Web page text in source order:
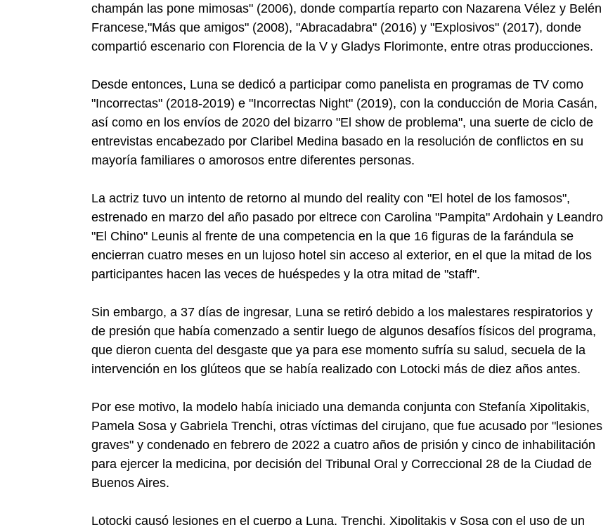
champán las pone mimosas" (2006), donde compartía reparto con Nazarena Vélez y Belén
Francese,"Más que amigos" (2008), "Abracadabra" (2016) y "Explosivos" (2017), donde
compartió escenario con Florencia de la V y Gladys Florimonte, entre otras producciones.
Desde entonces, Luna se dedicó a participar como panelista en programas de TV como
"Incorrectas" (2018-2019) e "Incorrectas Night" (2019), con la conducción de Moria Casán,
así como en los envíos de 2020 del bizarro "El show de problema", una suerte de ciclo de
entrevistas encabezado por Claribel Medina basado en la resolución de conflictos en su
mayoría familiares o amorosos entre diferentes personas.
La actriz tuvo un intento de retorno al mundo del reality con "El hotel de los famosos",
estrenado en marzo del año pasado por eltrece con Carolina "Pampita" Ardohain y Leandro
"El Chino" Leunis al frente de una competencia en la que 16 figuras de la farándula se
encierran cuatro meses en un lujoso hotel sin acceso al exterior, en el que la mitad de los
participantes hacen las veces de huéspedes y la otra mitad de "staff".
Sin embargo, a 37 días de ingresar, Luna se retiró debido a los malestares respiratorios y
de presión que había comenzado a sentir luego de algunos desafíos físicos del programa,
que dieron cuenta del desgaste que ya para ese momento sufría su salud, secuela de la
intervención en los glúteos que se había realizado con Lotocki más de diez años antes.
Por ese motivo, la modelo había iniciado una demanda conjunta con Stefanía Xipolitakis,
Pamela Sosa y Gabriela Trenchi, otras víctimas del cirujano, que fue acusado por "lesiones
graves" y condenado en febrero de 2022 a cuatro años de prisión y cinco de inhabilitación
para ejercer la medicina, por decisión del Tribunal Oral y Correccional 28 de la Ciudad de
Buenos Aires.
Lotocki causó lesiones en el cuerpo a Luna, Trenchi, Xipolitakis y Sosa con el uso de un